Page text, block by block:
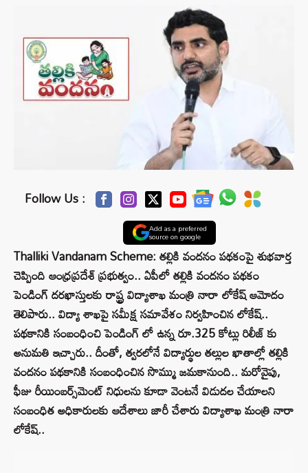
Follow Us :
Add as a preferred
source on google
Thalliki Vandanam Scheme: తల్లికి వందనం పథకంపై శుభవార్త
చెప్పింది ఆంధ్రప్రదేశ్ ప్రభుత్వం.. ఏపీలో తల్లికి వందనం పథకం
పెండింగ్ దరఖాస్తులకు రాష్ట్ర విద్యాశాఖ మంత్రి నారా లోకేష్ ఆమోదం
తెలిపారు.. విద్యా శాఖపై సమీక్ష సమావేశం నిర్వహించిన లోకేష్..
పథకానికి సంబంధించి పెండింగ్ లో ఉన్న రూ.325 కోట్లు రిలీజ్ కు
అనుమతి ఇచ్చారు.. దీంతో, త్వరలోనే విద్యార్థుల తల్లుల ఖాతాల్లో తల్లికి
వందనం పథకానికి సంబంధించిన సొమ్ము జమకానుంది.. మరోవైపు,
ఫీజు రీయింబర్స్‌మెంట్‌ నిధులను కూడా వెంటనే విడుదల చేయాలని
సంబంధిత అధికారులకు ఆదేశాలు జారీ చేశారు విద్యాశాఖ మంత్రి నారా
లోకేష్..